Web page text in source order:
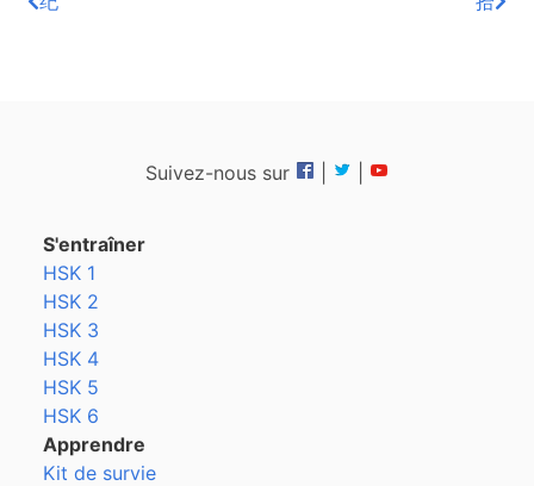
Suivez-nous sur
S'entraîner
HSK 1
HSK 2
HSK 3
HSK 4
HSK 5
HSK 6
Apprendre
Kit de survie